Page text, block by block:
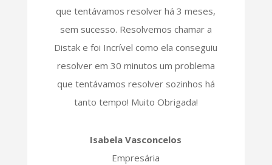
que tentávamos resolver há 3 meses,
sem sucesso. Resolvemos chamar a
Distak e foi Incrível como ela conseguiu
resolver em 30 minutos um problema
que tentávamos resolver sozinhos há
tanto tempo! Muito Obrigada!
Isabela Vasconcelos
Empresária